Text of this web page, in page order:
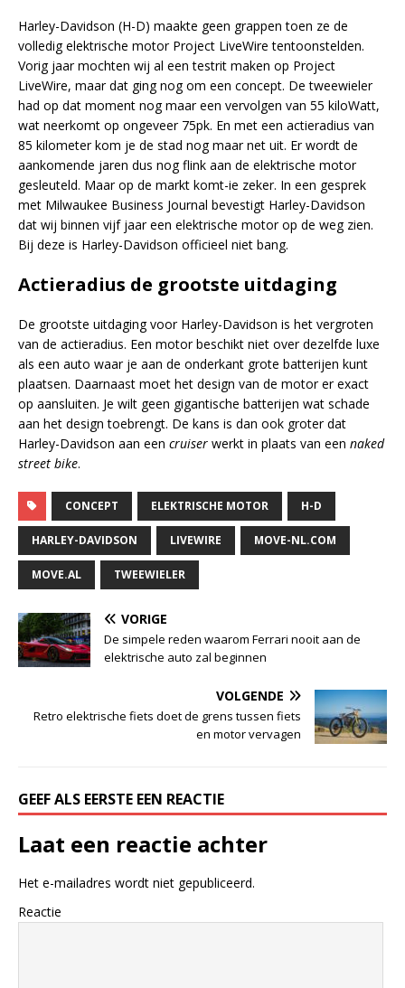
Harley-Davidson (H-D) maakte geen grappen toen ze de
volledig elektrische motor Project LiveWire tentoonstelden.
Vorig jaar mochten wij al een testrit maken op Project
LiveWire, maar dat ging nog om een concept. De tweewieler
had op dat moment nog maar een vervolgen van 55 kiloWatt,
wat neerkomt op ongeveer 75pk. En met een actieradius van
85 kilometer kom je de stad nog maar net uit. Er wordt de
aankomende jaren dus nog flink aan de elektrische motor
gesleuteld. Maar op de markt komt-ie zeker. In een gesprek
met Milwaukee Business Journal bevestigt Harley-Davidson
dat wij binnen vijf jaar een elektrische motor op de weg zien.
Bij deze is Harley-Davidson officieel niet bang.
Actieradius de grootste uitdaging
De grootste uitdaging voor Harley-Davidson is het vergroten
van de actieradius. Een motor beschikt niet over dezelfde luxe
als een auto waar je aan de onderkant grote batterijen kunt
plaatsen. Daarnaast moet het design van de motor er exact
op aansluiten. Je wilt geen gigantische batterijen wat schade
aan het design toebrengt. De kans is dan ook groter dat
Harley-Davidson aan een cruiser werkt in plaats van een naked
street bike.
CONCEPT ELEKTRISCHE MOTOR H-D
HARLEY-DAVIDSON LIVEWIRE MOVE-NL.COM
MOVE.AL TWEEWIELER
VORIGE
De simpele reden waarom Ferrari nooit aan de
elektrische auto zal beginnen
VOLGENDE
Retro elektrische fiets doet de grens tussen fiets
en motor vervagen
GEEF ALS EERSTE EEN REACTIE
Laat een reactie achter
Het e-mailadres wordt niet gepubliceerd.
Reactie